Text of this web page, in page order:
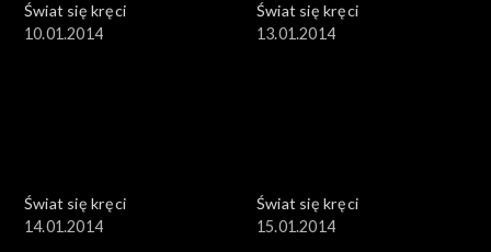
Świat się kręci
10.01.2014
Świat się kręci
13.01.2014
Świat się kręci
14.01.2014
Świat się kręci
15.01.2014